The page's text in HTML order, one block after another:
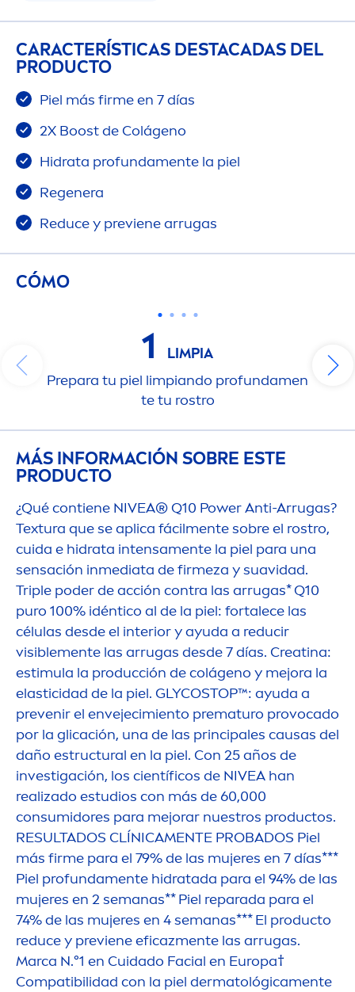
CARACTERÍSTICAS DESTACADAS DEL
PRODUCTO
Piel más firme en 7 días
2X Boost de Colágeno
Hidrata profundamente la piel
Regenera
Reduce y previene arrugas
CÓMO
1
LIMPIA
Prepara tu piel limpiando profundamen
te tu rostro
MÁS INFORMACIÓN SOBRE ESTE
PRODUCTO
¿Qué contiene NIVEA® Q10 Power Anti-Arrugas?
Textura que se aplica fácilmente sobre el rostro,
cuida e hidrata intensamente la piel para una
sensación inmediata de firmeza y suavidad.
Triple poder de acción contra las arrugas* Q10
puro 100% idéntico al de la piel: fortalece las
células desde el interior y ayuda a reducir
visiblemente las arrugas desde 7 días. Creatina:
estimula la producción de colágeno y mejora la
elasticidad de la piel. GLYCOSTOP™: ayuda a
prevenir el envejecimiento prematuro provocado
por la glicación, una de las principales causas del
daño estructural en la piel. Con 25 años de
investigación, los científicos de NIVEA han
realizado estudios con más de 60,000
consumidores para mejorar nuestros productos.
RESULTADOS CLÍNICAMENTE PROBADOS Piel
más firme para el 79% de las mujeres en 7 días***
Piel profundamente hidratada para el 94% de las
mujeres en 2 semanas** Piel reparada para el
74% de las mujeres en 4 semanas*** El producto
reduce y previene eficazmente las arrugas.
Marca N.°1 en Cuidado Facial en Europa†
Compatibilidad con la piel dermatológicamente